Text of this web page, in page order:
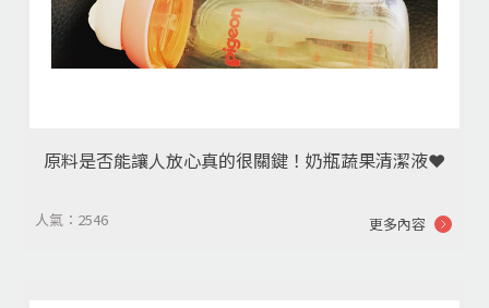
原料是否能讓人放心真的很關鍵！奶瓶蔬果清潔液❤️
人氣：2546 更多內容